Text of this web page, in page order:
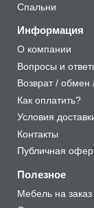
Спальни
Информация
О компании
Вопросы и
Возврат / обмен
Как оплатить?
Условия
Контакты
Публичная
Полезное
Мебель на заказ